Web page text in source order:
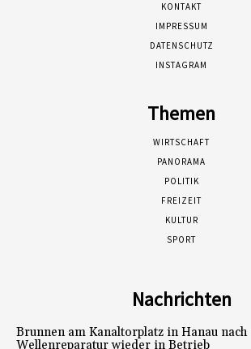
KONTAKT
IMPRESSUM
DATENSCHUTZ
INSTAGRAM
Themen
WIRTSCHAFT
PANORAMA
POLITIK
FREIZEIT
KULTUR
SPORT
Nachrichten
Brunnen am Kanaltorplatz in Hanau nach
Wellenreparatur wieder in Betrieb